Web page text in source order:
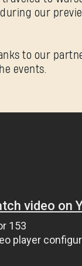
our
to our
events.